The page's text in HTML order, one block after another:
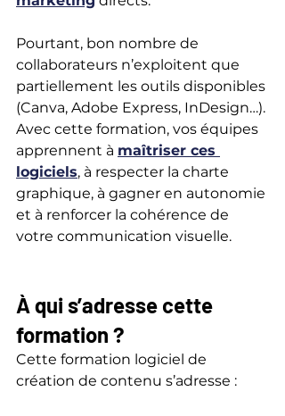
Pourtant, bon nombre de
collaborateurs n’exploitent que
partiellement les outils disponibles
(Canva, Adobe Express, InDesign…).
Avec cette formation, vos équipes
apprennent à maîtriser ces
logiciels, à respecter la charte
graphique, à gagner en autonomie
et à renforcer la cohérence de
votre communication visuelle.
À qui s’adresse cette
formation ?
Cette formation logiciel de
création de contenu s’adresse :